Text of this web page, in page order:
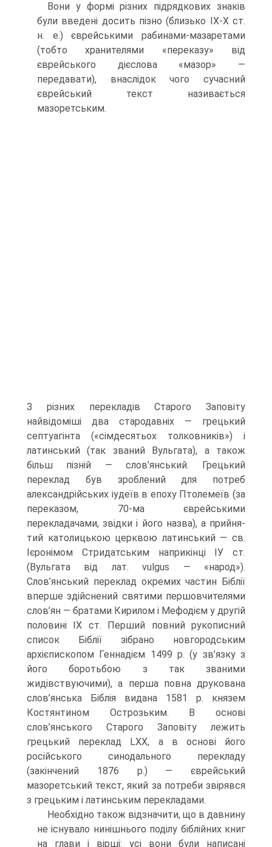
Вони у формі різних підрядкових знаків
були введені досить пізно (близь­ко ІХ-Х ст.
н. е.) єврейськими рабинами-мазаретами
(тобто хранителями «пере­казу» від
єврейського дієслова «мазор» —
передавати), внаслідок чого сучасний
єврейський текст називається
мазоретським.
З різних перекладів Старого Заповіту
найвідоміші два стародавніх — грецький
септуагінта («сімдесятьох толковників») і
латинський (так званий Вульгата), а також
більш пізній — слов’янський. Грецький
переклад був зроблений для потреб
александрійських іудеїв в епоху Птолемеїв (за
переказом, 70-ма єврейськими
перекладачами, звідки і його назва), а прийня­
тий католицькою церквою латинський — св.
Ієронімом Стридатським наприкінці ІУ ст.
(Вульгата від лат. vulgus — «народ»).
Слов’янський переклад окремих частин Біблії
вперше здійснений святими першовчителями
слов’ян — братами Кирилом і Мефодієм у другій
половині ІХ ст. Перший повний рукописний
список Біблії зібрано новгородським
архієпископом Геннадієм 1499 р. (у зв’язку з
його бороть­бою з так званими
жидівствуючими), а перша повна друкована
слов’янська Біблія видана 1581 р. князем
Костянтином Острозьким. В основі
слов’янського Старого Заповіту лежить
грецький переклад LXX, а в основі його
російського синодаль­ного перекладу
(закінчений 1876 р.) — єврейський
мазоретський текст, який за потреби звірявся
з грецьким і латинським перекладами.
Необхідно також відзначити, що в давнину
не існувало нинішнього поділу біблійних книг
на глави і вірші: усі вони були написані